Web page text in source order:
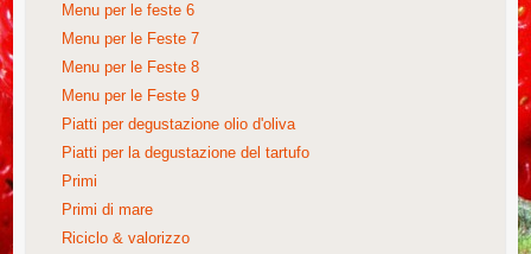
Menu per le feste 6
Menu per le Feste 7
Menu per le Feste 8
Menu per le Feste 9
Piatti per degustazione olio d'oliva
Piatti per la degustazione del tartufo
Primi
Primi di mare
Riciclo & valorizzo